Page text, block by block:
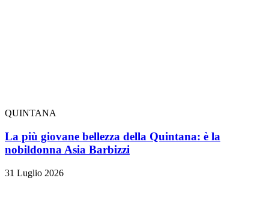
QUINTANA
La più giovane bellezza della Quintana: è la
nobildonna Asia Barbizzi
31 Luglio 2026